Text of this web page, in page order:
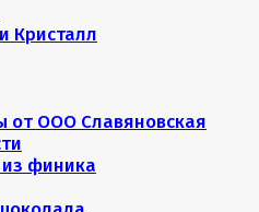
Кристалл
от ООО Славяновская
финика